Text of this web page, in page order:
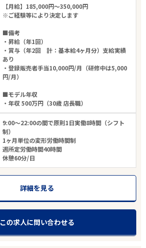
【月給】185,000円～350,000円
※ご経験等により決定します
■備考
・昇給（年1回）
・賞与（年2回 計：基本給4ヶ月分）支給実績
あり
・登録販売者手当10,000円/月（研修中は5,000
円/月）
■モデル年収
・年収 500万円（30歳 店長職）
9:00～22:00の間で原則1日実働8時間（シフト
制）
1ヶ月単位の変形労働時間制
週所定労働時間40時間
休憩60分/日
詳細を見る
この求人に問い合わせる